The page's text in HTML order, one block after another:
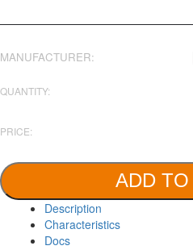
MANUFACTURER:
QUANTITY:
PRICE:
ADD
Description
Characteristics
Docs